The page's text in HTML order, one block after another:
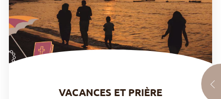
DÉCOUVRIR
VACANCES ET PRIÈRE